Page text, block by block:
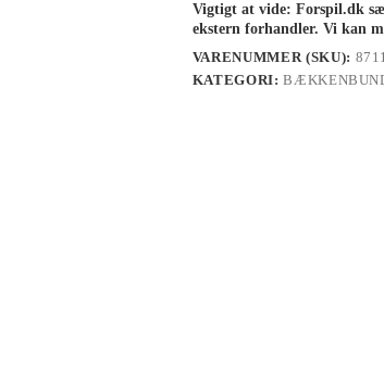
Vigtigt at vide: Forspil.dk
ekstern forhandler. Vi kan
VARENUMMER (SKU):
KATEGORI: